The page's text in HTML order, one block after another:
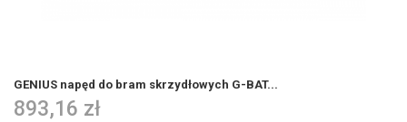
GENIUS napęd do bram skrzydłowych G-BAT...
893,16 zł